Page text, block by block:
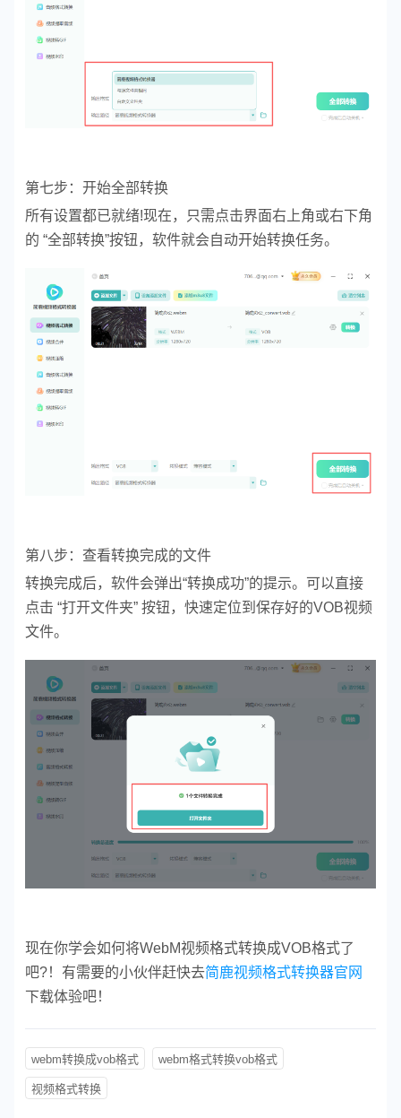
第七步：开始全部转换
所有设置都已就绪!现在，只需点击界面右上角或右下角
的 “全部转换”按钮，软件就会自动开始转换任务。
第八步：查看转换完成的文件
转换完成后，软件会弹出“转换成功”的提示。可以直接
点击 “打开文件夹” 按钮，快速定位到保存好的VOB视频
文件。
现在你学会如何将WebM视频格式转换成VOB格式了
吧?！有需要的小伙伴赶快去简鹿视频格式转换器官网
下载体验吧！
webm转换成vob格式 webm格式转换vob格式
视频格式转换